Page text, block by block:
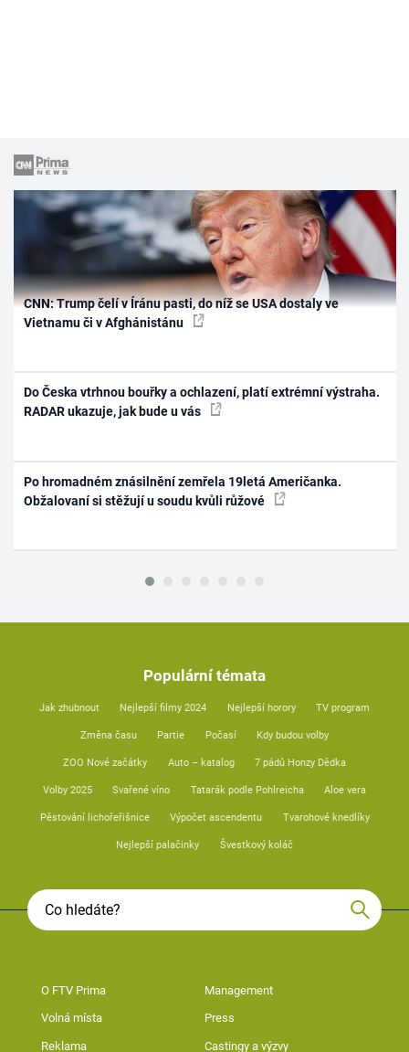
CNN: Trump čelí v Íránu pasti, do níž se USA dostaly ve
Vietnamu či v Afghánistánu
Do Česka vtrhnou bouřky a ochlazení, platí extrémní výstraha.
RADAR ukazuje, jak bude u vás
Po hromadném znásilnění zemřela 19letá Američanka.
Obžalovaní si stěžují u soudu kvůli růžové
Populární témata
Jak zhubnout Nejlepší filmy 2024 Nejlepší horory TV program
Změna času Partie Počasí Kdy budou volby
ZOO Nové začátky Auto – katalog 7 pádů Honzy Dědka
Volby 2025 Svařené víno Tatarák podle Pohlreicha Aloe vera
Pěstování lichořeřišnice Výpočet ascendentu Tvarohové knedlíky
Nejlepší palačinky Švestkový koláč
O FTV Prima Management
Volná místa Press
Reklama Castingy a výzvy